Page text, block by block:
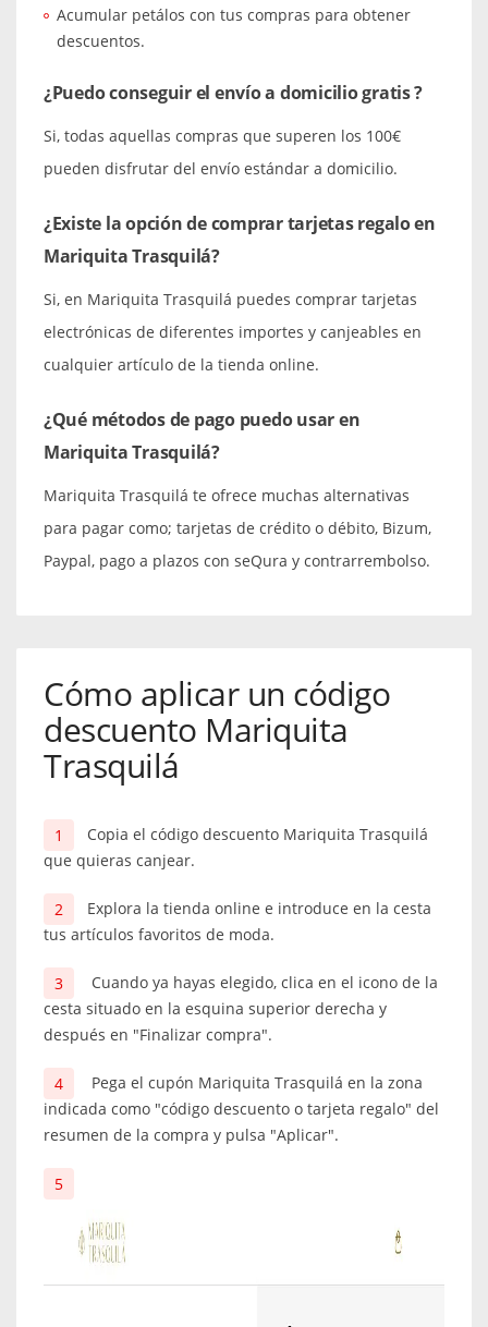
Acumular petálos con tus compras para obtener
descuentos.
¿Puedo conseguir el envío a domicilio gratis ?
Si, todas aquellas compras que superen los 100€
pueden disfrutar del envío estándar a domicilio.
¿Existe la opción de comprar tarjetas regalo en
Mariquita Trasquilá?
Si, en Mariquita Trasquilá puedes comprar tarjetas
electrónicas de diferentes importes y canjeables en
cualquier artículo de la tienda online.
¿Qué métodos de pago puedo usar en
Mariquita Trasquilá?
Mariquita Trasquilá te ofrece muchas alternativas
para pagar como; tarjetas de crédito o débito, Bizum,
Paypal, pago a plazos con seQura y contrarrembolso.
Cómo aplicar un código
descuento Mariquita
Trasquilá
Copia el código descuento Mariquita Trasquilá
que quieras canjear.
Explora la tienda online e introduce en la cesta
tus artículos favoritos de moda.
Cuando ya hayas elegido, clica en el icono de la
cesta situado en la esquina superior derecha y
después en "Finalizar compra".
Pega el cupón Mariquita Trasquilá en la zona
indicada como "código descuento o tarjeta regalo" del
resumen de la compra y pulsa "Aplicar".